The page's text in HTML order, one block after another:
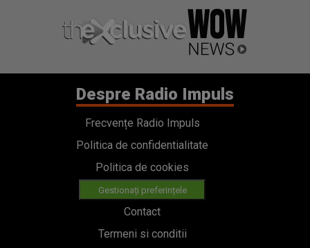
Despre Radio Impuls
Frecvențe Radio Impuls
Politica de confidentialitate
Politica de cookies
Gestionați preferințele
Contact
Termeni si conditii